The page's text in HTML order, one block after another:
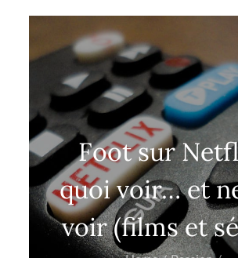
Foot sur
quoi voir… et
voir (films et